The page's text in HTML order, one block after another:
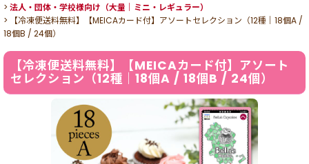
> 法人・団体・学校様向け（大量｜ミニ・レギュラー）
>
【冷凍便送料無料】【MEICAカード付】アソートセレクション（12種｜18個A /
18個B / 24個）
【冷凍便送料無料】【MEICAカード付】アソート
セレクション（12種｜18個A / 18個B / 24個）